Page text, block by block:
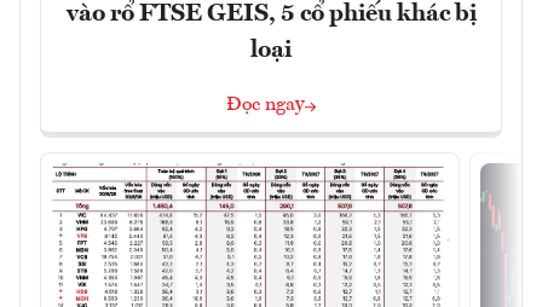
vào rổ FTSE GEIS, 5 cổ phiếu khác bị
loại
Đọc ngay